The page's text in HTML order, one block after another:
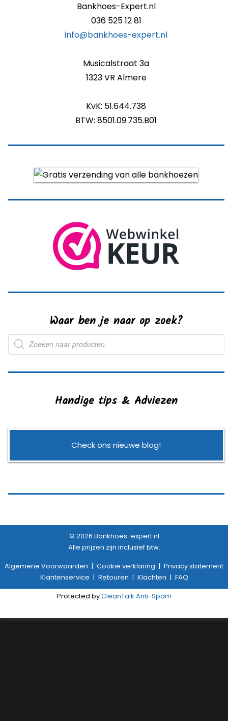
Bankhoes-Expert.nl
036 525 12 81
info@bankhoes-expert.nl
Musicalstraat 3a
1323 VR Almere
KvK: 51.644.738
BTW: 8501.09.735.B01
Waar ben je naar op zoek?
Producten
zoeken
Handige tips & Adviezen
Check ons nieuwe blog!
© 2026 Bankhoes-expert.nl
Alle prijzen zijn inclusief btw.
Algemene Voorwaarden | Cookie verklaring | Privacy statement
Klantenservice | Retouren | Klachten | FAQ
Protected byCleanTalk Anti-Spam